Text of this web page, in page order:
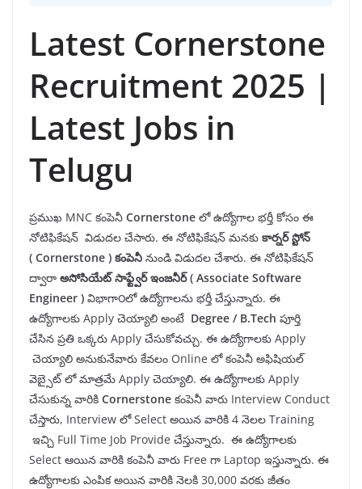
Latest Cornerstone
Recruitment 2025 |
Latest Jobs in
Telugu
ప్రముఖ MNC కంపెనీ Cornerstone లో ఉద్యోగాల భర్తీ కోసం ఈ
నోటిఫికేషన్ విడుదల చేసారు. ఈ నోటిఫికేషన్ మనకు కార్నర్ స్టోన్
( Cornerstone ) కంపెనీ నుండి విడుదల చేశారు. ఈ నోటిఫికేషన్
ద్వారా అసోసియేట్ సాఫ్ట్వేర్ ఇంజనీర్ ( Associate Software
Engineer ) విభాగా౦లో ఉద్యోగాలను భర్తీ చేస్తున్నారు. ఈ
ఉద్యోగాలకు Apply చెయ్యాలి అంటే Degree / B.Tech పూర్తి
చేసిన ప్రతి ఒక్కరు Apply చేసుకోవచ్చు. ఈ ఉద్యోగాలకు Apply
చెయ్యాలి అనుకునేవారు కేవలం Online లో కంపెనీ అఫిషియల్
వెబ్సైట్ లో మాత్రమే Apply చెయ్యాలి. ఈ ఉద్యోగాలకు Apply
చేసుకున్న వారికి Cornerstone కంపెనీ వారు Interview Conduct
చేస్తారు, Interview లో Select అయిన వారికి 4 నెలల Training
ఇచ్చి Full Time Job Provide చేస్తున్నారు. ఈ ఉద్యోగాలకు
Select ఆయిన వారికి కంపెనీ వారు Free గా Laptop ఇస్తున్నారు. ఈ
ఉద్యోగాలకు ఎంపిక అయిన వారికి నెలకి 30,000 వరకు జీతం